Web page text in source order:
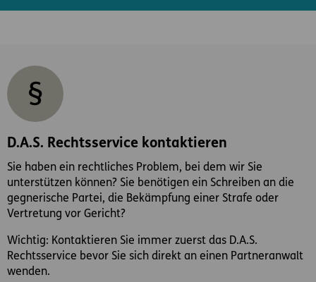
D.A.S. Rechtsservice kontaktieren
Sie haben ein rechtliches Problem, bei dem wir Sie
unterstützen können? Sie benötigen ein Schreiben an die
gegnerische Partei, die Bekämpfung einer Strafe oder
Vertretung vor Gericht?
Wichtig: Kontaktieren Sie immer zuerst das D.A.S.
Rechtsservice bevor Sie sich direkt an einen Partneranwalt
wenden.